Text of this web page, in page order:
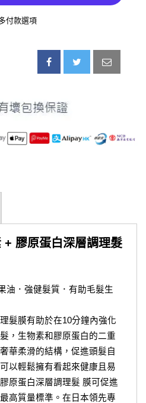
付款選項
+ 膠原蛋白深層調理髮
油．強健髮質．有助毛髮生
髮膜有助於在10分鐘內強化
，生物素和膠原蛋白的二重
華柔滑的結構，促進頭髮自
以輕鬆擁有看起來健康且易
原蛋白深層調理髮 膜可促進
高質量標準。在日本領先專